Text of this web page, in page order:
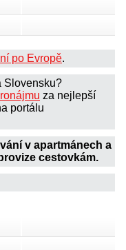
po Evropě.
Slovensku?
za nejlepší
portálu
v apartmánech a
cestovkám.